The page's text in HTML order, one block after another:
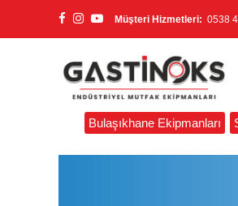
Müşteri Hizmetleri: 0538
Bulaşıkhane Ekipmanları